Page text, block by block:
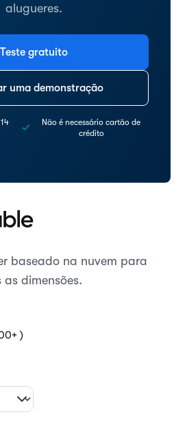
alugueres.
Teste gratuito
uma demonstração
Não é necessário cartão de
crédito
baseado na nuvem para
dimensões.
)